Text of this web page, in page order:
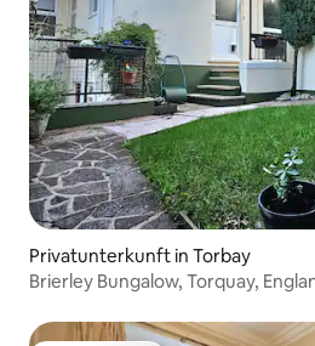
Privatunterkunft in Torbay
Brierley Bungalow, Torquay,